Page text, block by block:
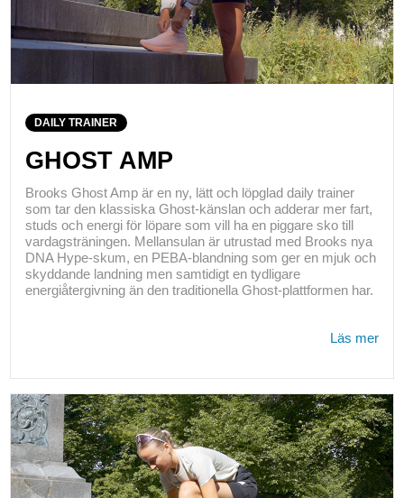
DAILY TRAINER
GHOST AMP
Brooks Ghost Amp är en ny, lätt och löpglad daily trainer
som tar den klassiska Ghost-känslan och adderar mer fart,
studs och energi för löpare som vill ha en piggare sko till
vardagsträningen. Mellansulan är utrustad med Brooks nya
DNA Hype-skum, en PEBA-blandning som ger en mjuk och
skyddande landning men samtidigt en tydligare
energiåtergivning än den traditionella Ghost-plattformen har.
Läs mer